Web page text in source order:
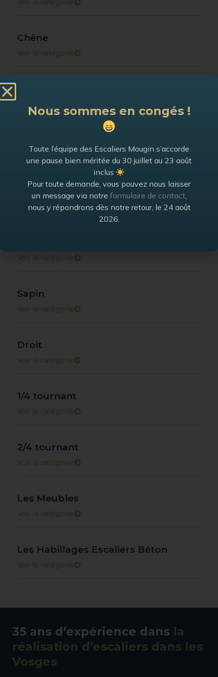
Voir la catégorie
Chêne
Voir la catégorie
Voir la catégorie
Voir la catégorie
Voir la catégorie
Sapin
Voir la catégorie
Droit
Voir la catégorie
1/4 tournant
Voir la catégorie
2/4 tournant
Voir la catégorie
Les Meubles
Voir la catégorie
Les Habillages Escaliers Béton
Voir la catégorie
35 ans d’expérience dans la
réalisation d’escaliers dans les
Vosges
Nous sommes en congés !
Toute l’équipe des Escaliers Mougin s’accorde
une pause bien méritée du 30 juillet au 23 août
inclus
Pour toute demande, vous pouvez nous laisser
un message via notre formulaire de contact,
nous y répondrons dès notre retour, le 24 août
2026.